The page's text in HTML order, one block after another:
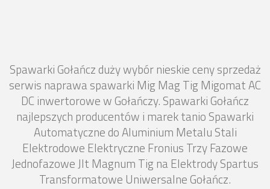
Spawarki Gołańcz duży wybór nieskie ceny sprzedaż
serwis naprawa spawarki Mig Mag Tig Migomat AC
DC inwertorowe w Gołańczy. Spawarki Gołańcz
najlepszych producentów i marek tanio Spawarki
Automatyczne do Aluminium Metalu Stali
Elektrodowe Elektryczne Fronius Trzy Fazowe
Jednofazowe Jlt Magnum Tig na Elektrody Spartus
Transformatowe Uniwersalne Gołańcz.